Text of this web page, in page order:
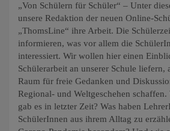
„Von Schülern für Schüler“ – Unter
unsere Redaktion der neuen Online-
„ThomsLine“ ihre Arbeit. Die
informieren, was vor allem die
interessiert. Wir wollen hier einen
Schülerarbeit an unserer Schule liefern,
Raum für freie Gedanken und
Regional- und Weltgeschehen
gab es in letzter Zeit? Was haben
SchülerInnen aus ihrem Alltag zu